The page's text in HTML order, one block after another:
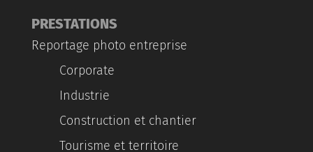
PRESTATIONS
Reportage photo entreprise
Corporate
Industrie
Construction et chantier
Tourisme et territoire